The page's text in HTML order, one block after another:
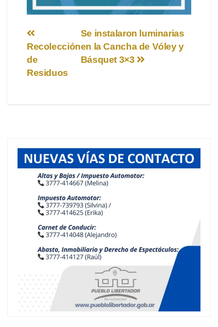
Navegación
de
entradas
Se instalaron luminarias
en la Cancha de Vóley y
Básquet 3×3
Recolección
de
Residuos